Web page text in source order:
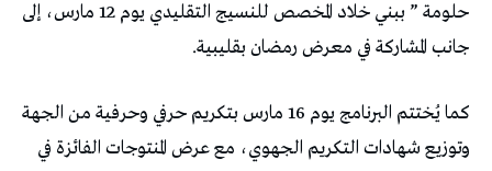
حلومة ” ببني خلاد المخصص للنسيج التقليدي يوم 12 مارس، إلى
جانب المشاركة في معرض رمضان بقليبية.
كما يُختتم البرنامج يوم 16 مارس بتكريم حرفي وحرفية من الجهة
وتوزيع شهادات التكريم الجهوي، مع عرض المنتوجات الفائزة في